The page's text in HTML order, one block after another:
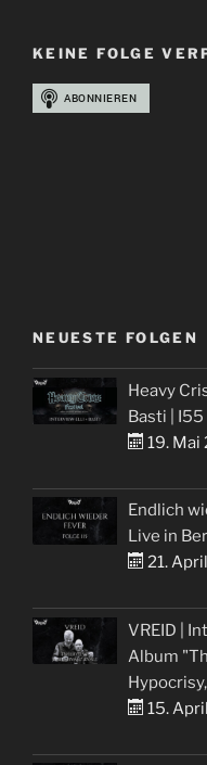
KEINE FOLGE
NEUESTE FOLGEN
Heavy
Basti | I55
19. Mai
Endlich
Live in
21.
VREID |
Album
15.